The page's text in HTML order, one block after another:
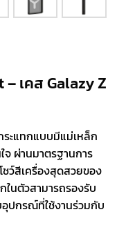
เคส Galazy Z
ระแทกแบบมีแม่เหล็ก
ผ่านมาตรฐานการ
ชว์สีเครื่องสุดสวยของ
นตัวสามารถรองรับ
อุปกรณ์ที่ใช้งานร่วมกับ